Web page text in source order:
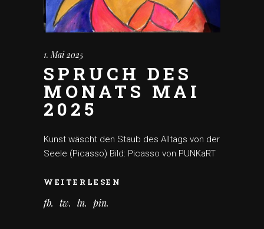
1. Mai 2025
SPRUCH DES
MONATS MAI
2025
Kunst wäscht den Staub des Alltags von der
Seele (Picasso) Bild: Picasso von PUNKaRT
WEITERLESEN
fb tw ln pin